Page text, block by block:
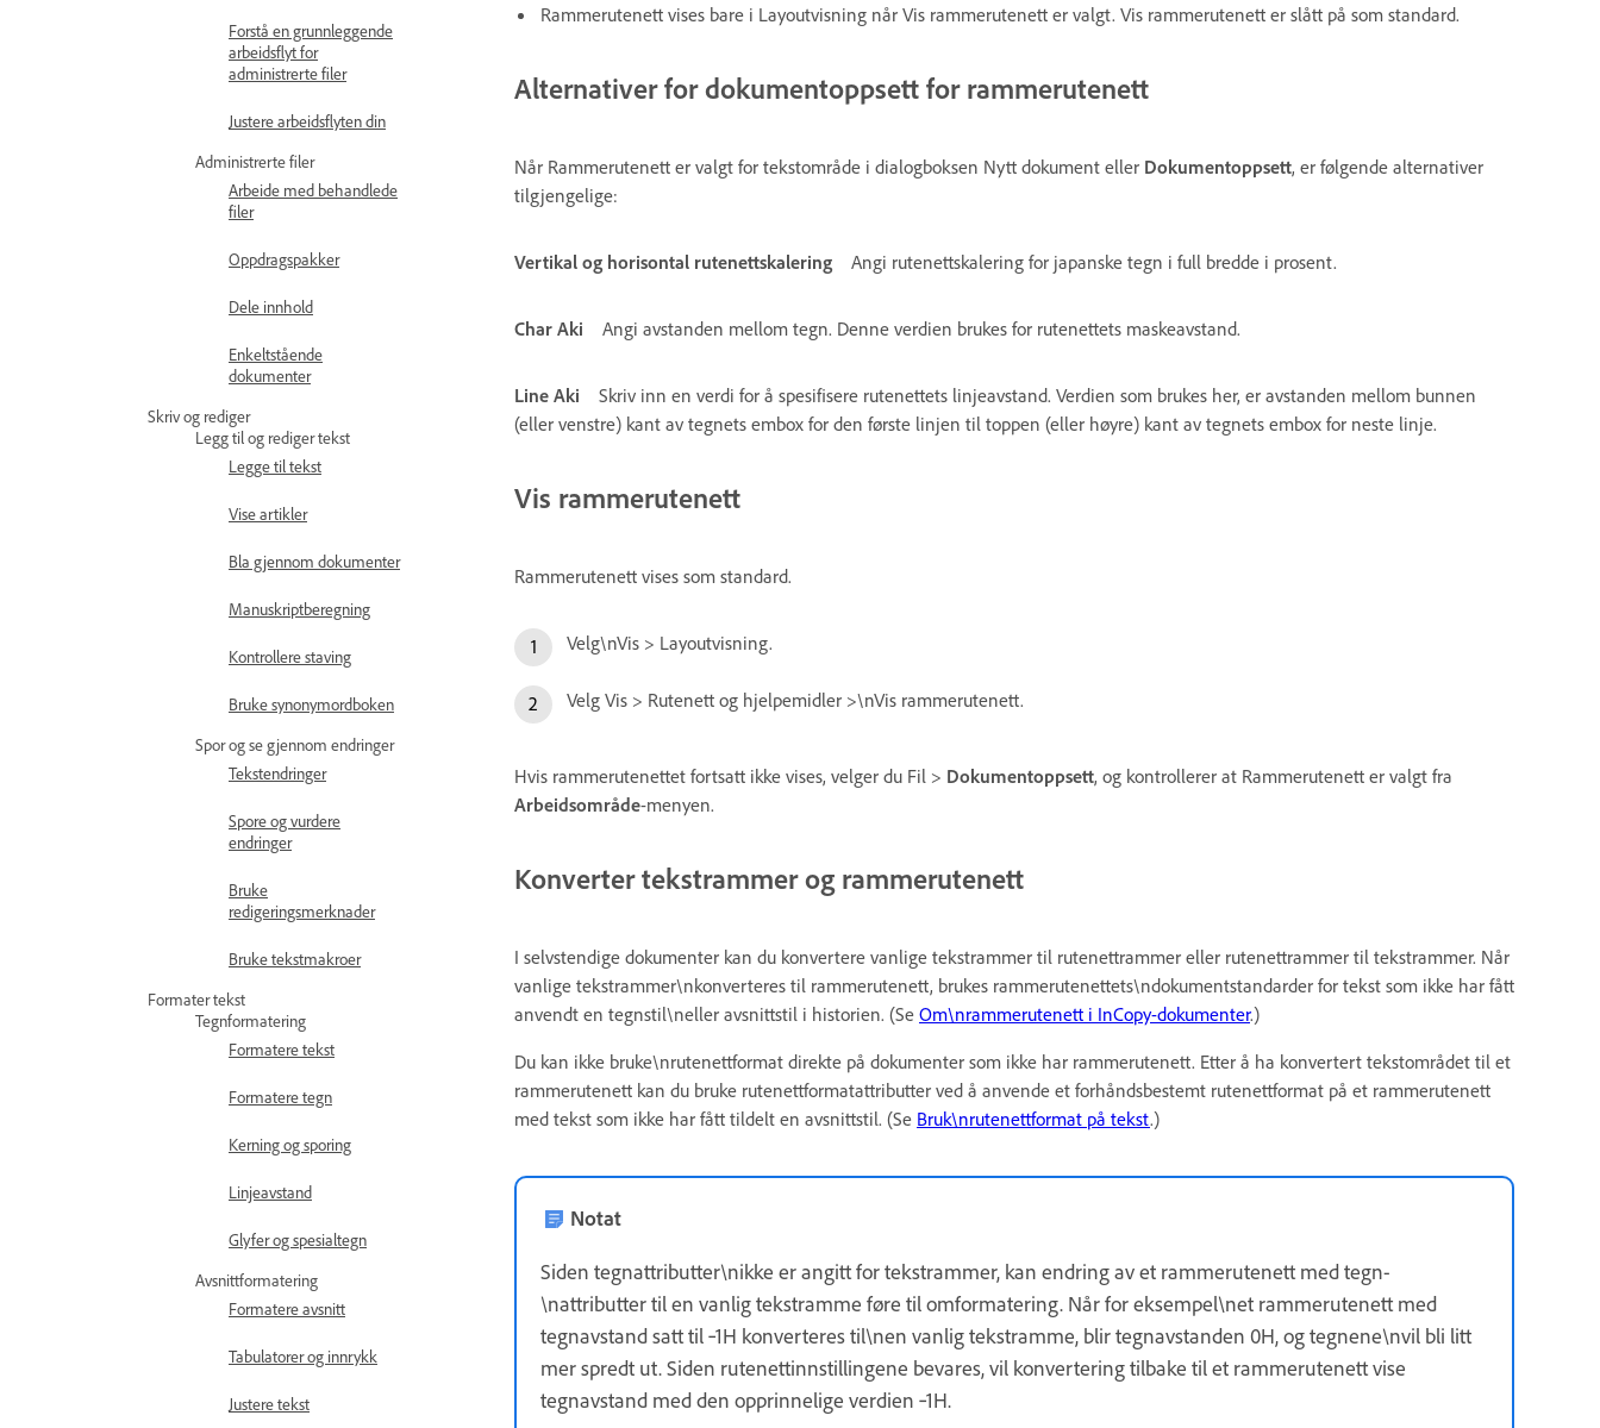
Forstå en grunnleggende
arbeidsflyt for
administrerte filer
Justere arbeidsflyten din
Administrerte filer
Arbeide med behandlede
filer
Oppdragspakker
Dele innhold
Enkeltstående
dokumenter
Skriv og rediger
Legg til og rediger tekst
Legge til tekst
Vise artikler
Bla gjennom dokumenter
Manuskriptberegning
Kontrollere staving
Bruke synonymordboken
Spor og se gjennom endringer
Tekstendringer
Spore og vurdere
endringer
Bruke
redigeringsmerknader
Bruke tekstmakroer
Formater tekst
Tegnformatering
Formatere tekst
Formatere tegn
Kerning og sporing
Linjeavstand
Glyfer og spesialtegn
Avsnittformatering
Formatere avsnitt
Tabulatorer og innrykk
Justere tekst
Rammerutenett vises bare i Layoutvisning når Vis rammerutenett er valgt. Vis rammerutenett er slått på som standard.
Alternativer for dokumentoppsett for rammerutenett
Når Rammerutenett er valgt for tekstområde i dialogboksen Nytt dokument eller Dokumentoppsett, er følgende alternativer
tilgjengelige:
Vertikal og horisontal rutenettskalering Angi rutenettskalering for japanske tegn i full bredde i prosent.
Char Aki Angi avstanden mellom tegn. Denne verdien brukes for rutenettets maskeavstand.
Line Aki
Skriv inn en verdi for å spesifisere rutenettets linjeavstand. Verdien som brukes her, er avstanden mellom bunnen
(eller venstre) kant av tegnets embox for den første linjen til toppen (eller høyre) kant av tegnets embox for neste linje.
Vis rammerutenett
Rammerutenett vises som standard.
Velg\nVis > Layoutvisning.
Velg Vis > Rutenett og hjelpemidler >\nVis rammerutenett.
Hvis rammerutenettet fortsatt ikke vises, velger du Fil > Dokumentoppsett, og kontrollerer at Rammerutenett er valgt fra
Arbeidsområde-menyen.
Konverter tekstrammer og rammerutenett
I selvstendige dokumenter kan du konvertere vanlige tekstrammer til rutenettrammer eller rutenettrammer til tekstrammer. Når
vanlige tekstrammer\nkonverteres til rammerutenett, brukes rammerutenettets\ndokumentstandarder for tekst som ikke har fått
anvendt en tegnstil\neller avsnittstil i historien. (Se Om\nrammerutenett i InCopy-dokumenter.)
Du kan ikke bruke\nrutenettformat direkte på dokumenter som ikke har rammerutenett. Etter å ha konvertert tekstområdet til et
rammerutenett kan du bruke rutenettformatattributter ved å anvende et forhåndsbestemt rutenettformat på et rammerutenett
med tekst som ikke har fått tildelt en avsnittstil. (Se Bruk\nrutenettformat på tekst.)
Notat
Siden tegnattributter\nikke er angitt for tekstrammer, kan endring av et rammerutenett med tegn-
\nattributter til en vanlig tekstramme føre til omformatering. Når for eksempel\net rammerutenett med
tegnavstand satt til ‑1H konverteres til\nen vanlig tekstramme, blir tegnavstanden 0H, og tegnene\nvil bli litt
mer spredt ut. Siden rutenettinnstillingene bevares, vil konvertering tilbake til et rammerutenett vise
tegnavstand med den opprinnelige verdien ‑1H.